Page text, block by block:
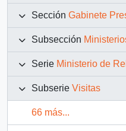
Sección Gabinete Presidencial,
Subsección
Serie Ministerio de
Subserie Visitas
66 más...